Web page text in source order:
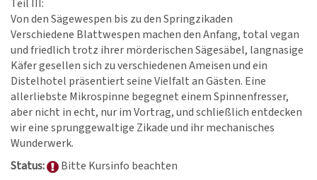
Teil III:
Von den Sägewespen bis zu den Springzikaden
Verschiedene Blattwespen machen den Anfang, total vegan
und friedlich trotz ihrer mörderischen Sägesäbel, langnasige
Käfer gesellen sich zu verschiedenen Ameisen und ein
Distelhotel präsentiert seine Vielfalt an Gästen. Eine
allerliebste Mikrospinne begegnet einem Spinnenfresser,
aber nicht in echt, nur im Vortrag, und schließlich entdecken
wir eine sprunggewaltige Zikade und ihr mechanisches
Wunderwerk.
Status:
Bitte Kursinfo beachten